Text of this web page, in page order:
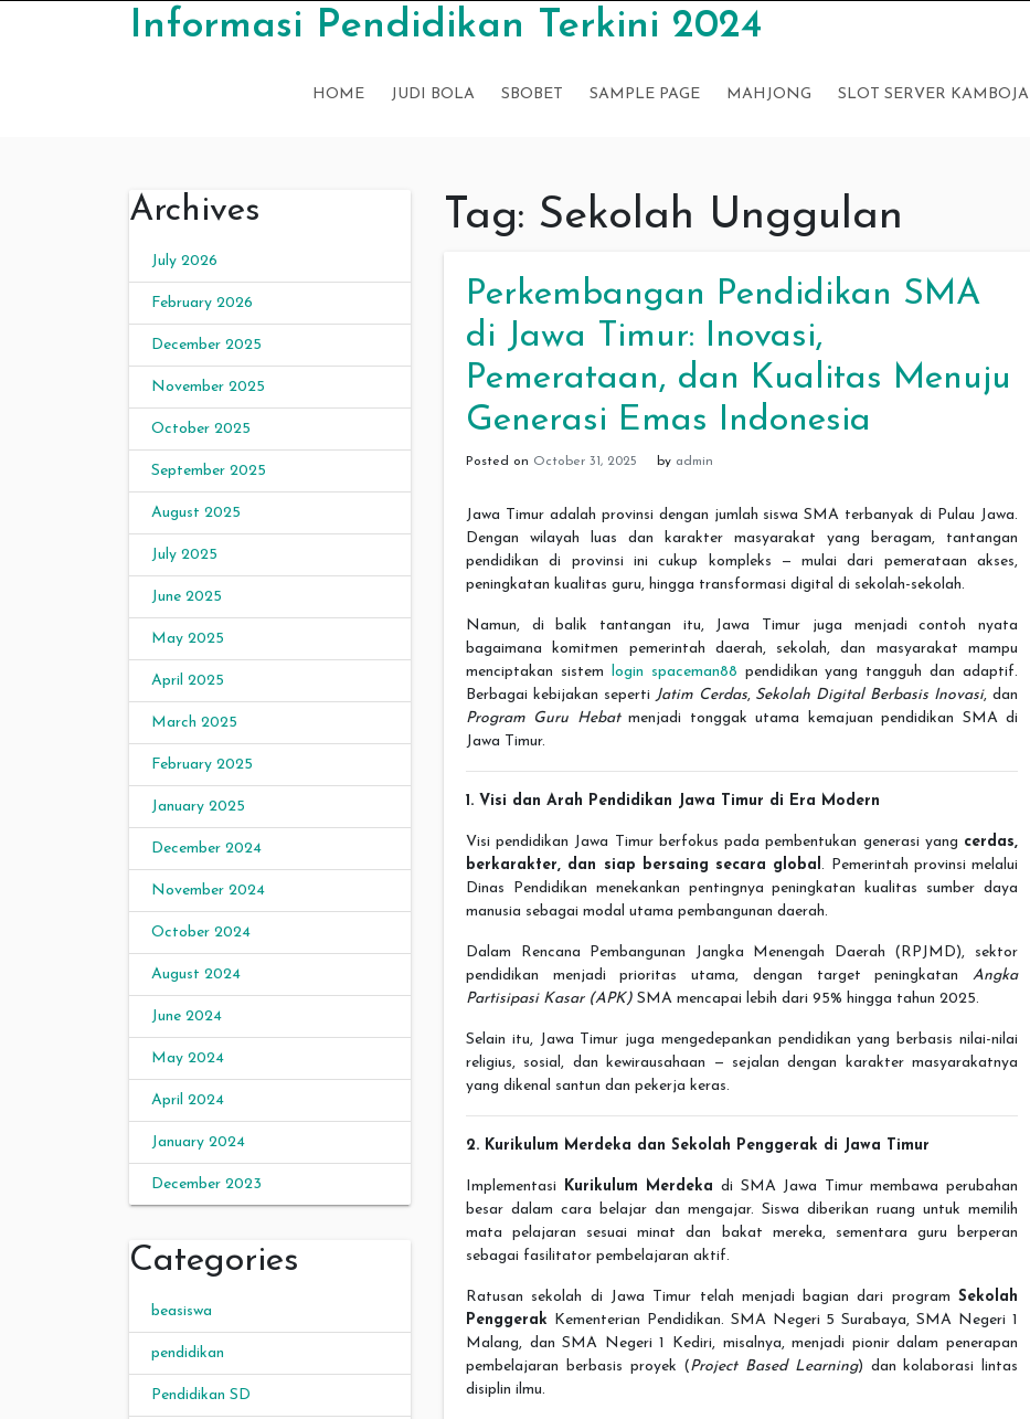
Informasi Pendidikan Terkini 2024
HOME JUDI BOLA SBOBET SAMPLE PAGE MAHJONG SLOT SERVER KAMBOJA
Archives
July 2026
February 2026
December 2025
November 2025
October 2025
September 2025
August 2025
July 2025
June 2025
May 2025
April 2025
March 2025
February 2025
January 2025
December 2024
November 2024
October 2024
August 2024
June 2024
May 2024
April 2024
January 2024
December 2023
Categories
beasiswa
pendidikan
Pendidikan SD
Tag: Sekolah Unggulan
Perkembangan Pendidikan SMA
di Jawa Timur: Inovasi,
Pemerataan, dan Kualitas Menuju
Generasi Emas Indonesia
Posted on October 31, 2025 by admin
Jawa Timur adalah provinsi dengan jumlah siswa SMA terbanyak di Pulau Jawa.
Dengan wilayah luas dan karakter masyarakat yang beragam, tantangan
pendidikan di provinsi ini cukup kompleks — mulai dari pemerataan akses,
peningkatan kualitas guru, hingga transformasi digital di sekolah-sekolah.
Namun, di balik tantangan itu, Jawa Timur juga menjadi contoh nyata
bagaimana komitmen pemerintah daerah, sekolah, dan masyarakat mampu
menciptakan sistem
login spaceman88 pendidikan yang tangguh dan adaptif.
Berbagai kebijakan seperti Jatim Cerdas, Sekolah Digital Berbasis Inovasi, dan
Program Guru Hebatmenjadi tonggak utama kemajuan pendidikan SMA di
Jawa Timur.
1. Visi dan Arah Pendidikan Jawa Timur di Era Modern
Visi pendidikan Jawa Timur berfokus pada pembentukan generasi yang cerdas,
berkarakter, dan siap bersaing secara global . Pemerintah provinsi melalui
Dinas Pendidikan menekankan pentingnya peningkatan kualitas sumber daya
manusia sebagai modal utama pembangunan daerah.
Dalam Rencana Pembangunan Jangka Menengah Daerah (RPJMD), sektor
pendidikan menjadi prioritas utama, dengan target peningkatan Angka
Partisipasi Kasar (APK) SMA mencapai lebih dari 95% hingga tahun 2025.
Selain itu, Jawa Timur juga mengedepankan pendidikan yang berbasis nilai-nilai
religius, sosial, dan kewirausahaan — sejalan dengan karakter masyarakatnya
yang dikenal santun dan pekerja keras.
2. Kurikulum Merdeka dan Sekolah Penggerak di Jawa Timur
Implementasi Kurikulum Merdeka di SMA Jawa Timur membawa perubahan
besar dalam cara belajar dan mengajar. Siswa diberikan ruang untuk memilih
mata pelajaran sesuai minat dan bakat mereka, sementara guru berperan
sebagai fasilitator pembelajaran aktif.
Ratusan sekolah di Jawa Timur telah menjadi bagian dari program Sekolah
Penggerak Kementerian Pendidikan. SMA Negeri 5 Surabaya, SMA Negeri 1
Malang, dan SMA Negeri 1 Kediri, misalnya, menjadi pionir dalam penerapan
pembelajaran berbasis proyek (Project Based Learning) dan kolaborasi lintas
disiplin ilmu.